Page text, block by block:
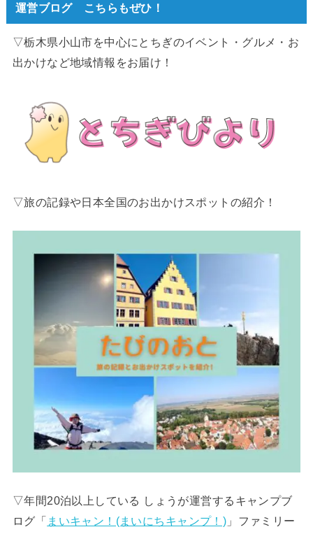
運営ブログ こちらもぜひ！
▽栃木県小山市を中心にとちぎのイベント・グルメ・お
出かけなど地域情報をお届け！
▽旅の記録や日本全国のお出かけスポットの紹介！
▽年間20泊以上している しょうが運営するキャンプブ
ログ「 まいキャン！(まいにちキャンプ！) 」ファミリー